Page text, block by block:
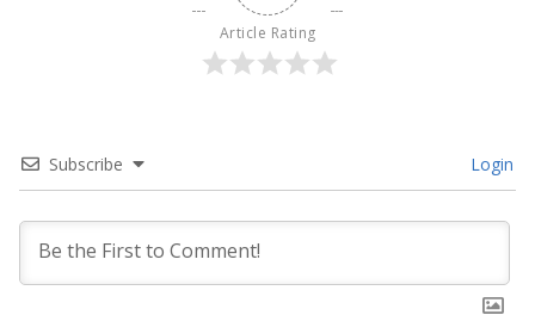
Article Rating
Subscribe Login